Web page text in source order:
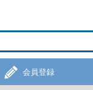
会員登録